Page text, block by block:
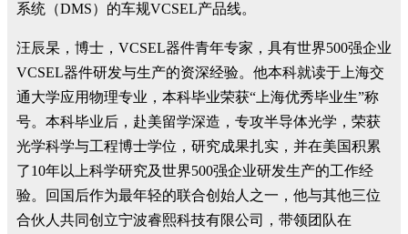
系统（DMS）的车规VCSEL产品线。
汪辰杲，博士，VCSEL器件青年专家，具有世界500强企业
VCSEL器件研发与生产的资深经验。他本科就读于上海交
通大学应用物理专业，本科毕业荣获“上海优秀毕业生”称
号。本科毕业后，赴美留学深造，专攻半导体光学，荣获
光学科学与工程博士学位，研究成果扎实，并在美国积累
了10年以上科学研究及世界500强企业研发生产的工作经
验。回国后作为最年轻的联合创始人之一，他与其他三位
合伙人共同创立宁波睿熙科技有限公司，带领团队在